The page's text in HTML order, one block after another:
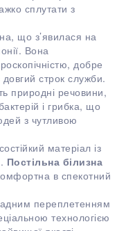
сплутати з
що з’явилася на
Вона
добре
строк служби.
природні речовини,
і грибка, що
з чутливою
матеріал із
Постільна білизна
в спекотний
переплетенням
технологією